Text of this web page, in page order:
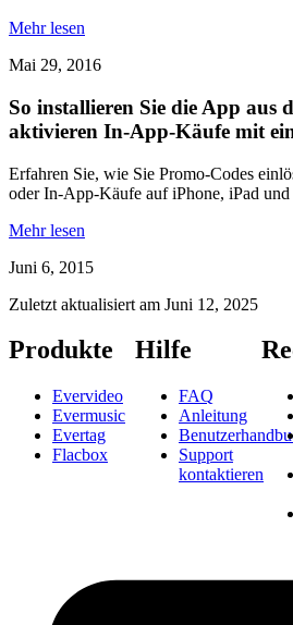
Mehr lesen
Mai 29, 2016
So installieren Sie die App aus
aktivieren In-App-Käufe mit
Erfahren Sie, wie Sie Promo-Codes
oder In-App-Käufe auf iPhone, iPad
Mehr lesen
Juni 6, 2015
Zuletzt aktualisiert am Juni 12, 2025
Produkte
Evervideo
Evermusic
Evertag
Flacbox
Hilfe
FAQ
Anleitung
Support
kontaktieren